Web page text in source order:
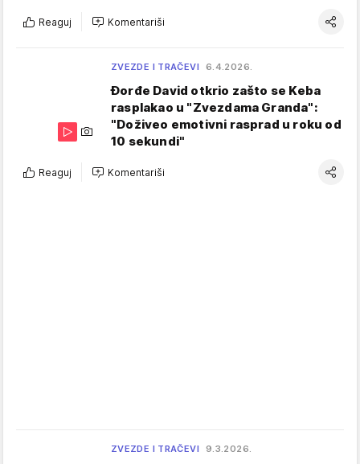
Reaguj Komentariši
ZVEZDE I TRAČEVI 6.4.2026.
Đorđe David otkrio zašto se Keba
rasplakao u "Zvezdama Granda":
"Doživeo emotivni rasprad u roku od
10 sekundi"
Reaguj Komentariši
ZVEZDE I TRAČEVI 9.3.2026.